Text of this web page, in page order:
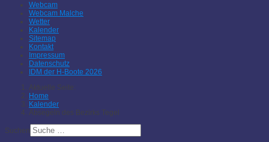
Webcam
Webcam Malche
Wetter
Kalender
Sitemap
Kontakt
Impressum
Datenschutz
IDM der H-Boote 2026
Aktuelle Seite:
Home
Kalender
Absegeln des Bezirks Tegel
Suchen